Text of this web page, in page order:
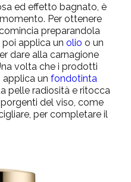
ed effetto bagnato, è
Per ottenere
preparandola
poi applica un olio o un
dare alla carnagione
volta che i prodotti
applica un fondotinta
pelle radiosità e ritocca
del viso, come
per completare il